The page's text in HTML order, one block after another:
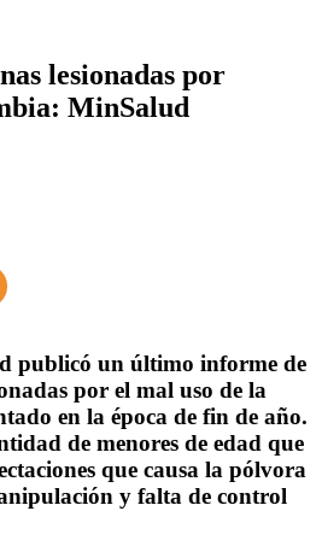
lesionadas por
MinSalud
publicó un último informe de
por el mal uso de la
en la época de fin de año.
de menores de edad que
que causa la pólvora
y falta de control